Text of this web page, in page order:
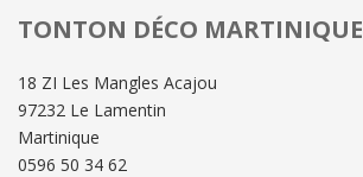
TONTON DÉCO MARTINIQUE
18 ZI Les Mangles Acajou
97232 Le Lamentin
Martinique
0596 50 34 62